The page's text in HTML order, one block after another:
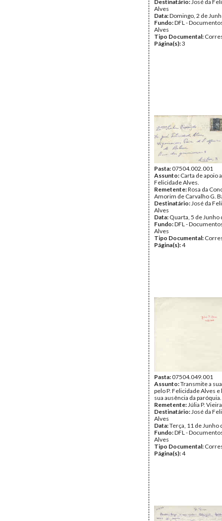
Destinatário:José da
Alves
Data:Domingo, 2 de
Fundo:DFL -
Alves
Tipo Documental:
Página(s):3
Pasta:07504.002.001
Assunto: Carta de apoio
Felicidade Alves.
Remetente:Rosa da
Amorim de Carvalho G.
Destinatário:José da
Alves
Data: Quarta, 5 de Junho
Fundo:DFL -
Alves
Tipo Documental:
Página(s):4
Pasta:07504.049.001
Assunto:Transmite a
pelo P. Felicidade Alves e
sua ausência da paróquia.
Remetente:Júlia P. Vieira
Destinatário:José da
Alves
Data:Terça, 11 de Junho
Fundo:DFL -
Alves
Tipo Documental:
Página(s):4